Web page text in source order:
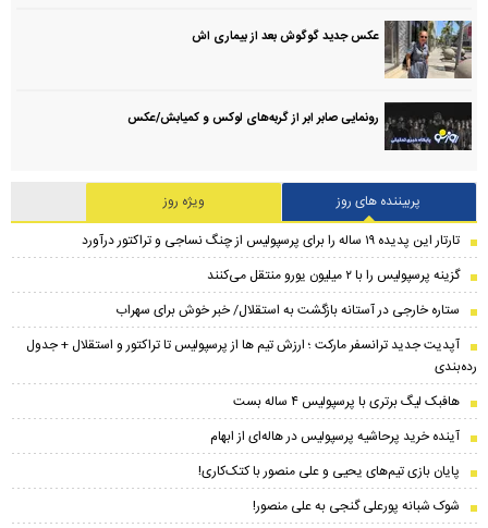
عکس جدید گوگوش بعد از بیماری اش
رونمایی صابر ابر از گربه‌های لوکس و کمیابش/عکس
پربیننده های روز
ویژه روز
تارتار این پدیده ۱۹ ساله را برای پرسپولیس از چنگ نساجی و تراکتور درآورد
گزینه پرسپولیس را با ۲ میلیون یورو منتقل می‌کنند
ستاره خارجی در آستانه بازگشت به استقلال/ خبر خوش برای سهراب
​آپدیت جدید ترانسفر مارکت ؛ ارزش تیم ها از پرسپولیس تا تراکتور و استقلال + جدول
رده‌بندی
هافبک لیگ برتری با پرسپولیس ۴ ساله بست
آینده خرید پرحاشیه‌ پرسپولیس در هاله‌ای از ابهام
پایان بازی تیم‌های یحیی و علی منصور با کتک‌کاری!
شوک شبانه پورعلی گنجی به علی منصور!